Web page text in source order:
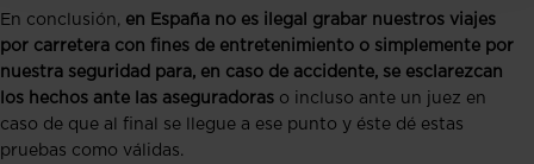
En conclusión, en España no es ilegal grabar nuestros viajes
por carretera con fines de entretenimiento o simplemente por
nuestra seguridad para, en caso de accidente, se esclarezcan
los hechos ante las aseguradoras o incluso ante un juez en
caso de que al final se llegue a ese punto y éste dé estas
pruebas como válidas.